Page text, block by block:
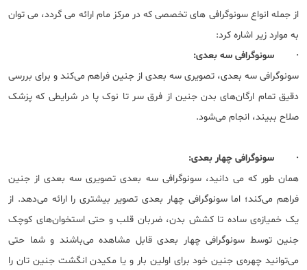
از جمله انواع سونوگرافی های تخصصی که در مرکز مام ارائه می گردد، می توان
به موارد زیر اشاره کرد:
· سونوگرافی سه بعدی:
سونوگرافی سه بعدی، تصویری سه بعدی از جنین فراهم می‌کند و برای بررسی
دقیق تمام ارگان‌های بدن جنین از فرق سر تا نوک پا در شرایطی که پزشک
صلاح ببیند، انجام می‌شود.
· سونوگرافی چهار بعدی:
همان طور که می دانید، سونوگرافی سه بعدی تصویری سه بعدی از جنین
فراهم می‌کند؛ اما سونوگرافی چهار بعدی تصویر بیشتری را ارائه می‌دهد. از
یک خمیازه‌ی ساده تا کشش بدن، ضربان قلب و حتی استخوان‌های کوچک
جنین توسط سونوگرافی چهار بعدی قابل مشاهده می‌باشند و شما حتی
می‌توانید چهره‌‌ی جنین خود برای اولین بار و یا مکیدن انگشت جنین تان را